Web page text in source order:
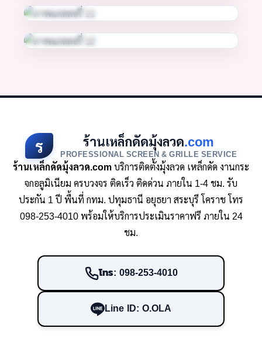
ร ร้านเหล็กดัดมุ้งลวด.com
PROFESSIONAL SCREEN & GRILLE SERVICE
ร้านเหล็กดัดมุ้งลวด.comบริการติดตั้งมุ้งลวด เหล็กดัด งานกระ
จกอลูมิเนียม ครบวงจร ติดเร็ว ติดด่วน ภายใน 1-4 ชม. รับ
ประกัน 1 ปี พื้นที่ กทม. ปทุมธานี อยุธยา สระบุรี โคราช โทร
098-253-4010 พร้อมให้บริการประเมินราคาฟรี ภายใน 24
ชม.
โทร: 098-253-4010
Line ID: O.OLA